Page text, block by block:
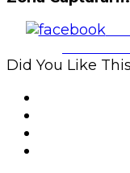
Did You Like